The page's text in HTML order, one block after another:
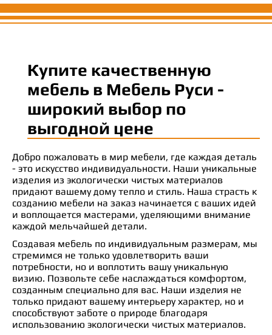
Купите качественную
мебель в Мебель Руси -
широкий выбор по
выгодной цене
Добро пожаловать в мир мебели, где каждая деталь
- это искусство индивидуальности. Наши уникальные
изделия из экологически чистых материалов
придают вашему дому тепло и стиль. Наша страсть к
созданию мебели на заказ начинается с ваших идей
и воплощается мастерами, уделяющими внимание
каждой мельчайшей детали.
Создавая мебель по индивидуальным размерам, мы
стремимся не только удовлетворить ваши
потребности, но и воплотить вашу уникальную
визию. Позвольте себе наслаждаться комфортом,
созданным специально для вас. Наши изделия не
только придают вашему интерьеру характер, но и
способствуют заботе о природе благодаря
использованию экологически чистых материалов.